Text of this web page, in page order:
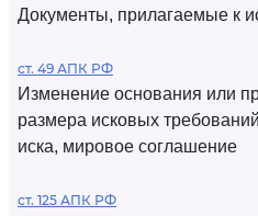
Документы, прилагаемые к
ст. 49 АПК РФ
Изменение основания или
размера исковых
иска, мировое соглашение
ст. 125 АПК РФ